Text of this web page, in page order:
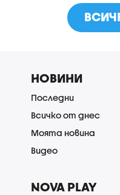
НОВИНИ
Последни
Всичко от днес
Моята новина
Видео
NOVA PLAY